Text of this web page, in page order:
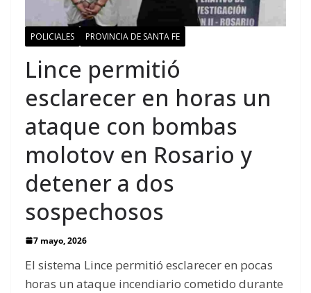
POLICIALES PROVINCIA DE SANTA FE
Lince permitió
esclarecer en horas un
ataque con bombas
molotov en Rosario y
detener a dos
sospechosos
7 mayo, 2026
El sistema Lince permitió esclarecer en pocas
horas un ataque incendiario cometido durante